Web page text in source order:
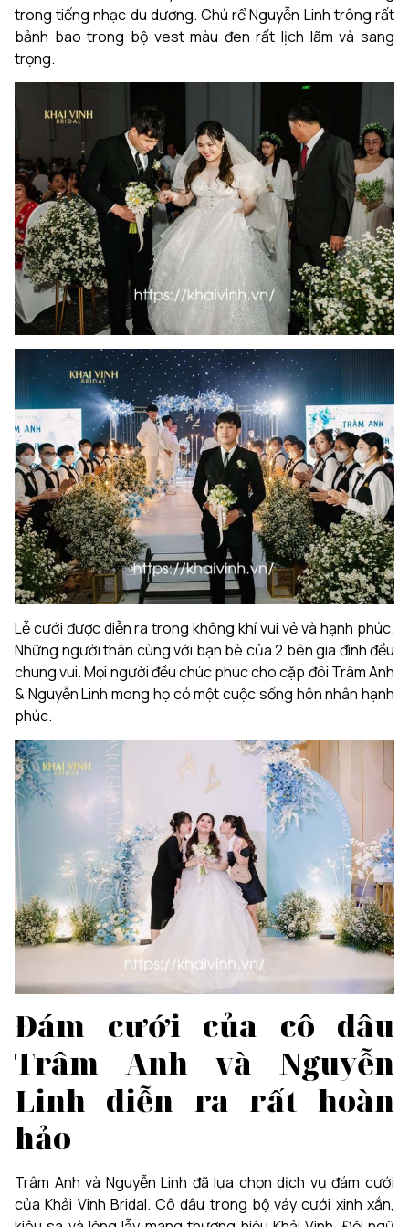
trong tiếng nhạc du dương. Chú rể Nguyễn Linh trông rất
bảnh bao trong bộ vest màu đen rất lịch lãm và sang
trọng.
Lễ cưới được diễn ra trong không khí vui vẻ và hạnh phúc.
Những người thân cùng với bạn bè của 2 bên gia đình đều
chung vui. Mọi người đều chúc phúc cho cặp đôi Trâm Anh
& Nguyễn Linh mong họ có một cuộc sống hôn nhân hạnh
phúc.
Đám cưới của cô dâu
Trâm Anh và Nguyễn
Linh diễn ra rất hoàn
hảo
Trâm Anh và Nguyễn Linh đã lựa chọn dịch vụ đám cưới
của Khải Vinh Bridal. Cô dâu trong bộ váy cưới xinh xắn,